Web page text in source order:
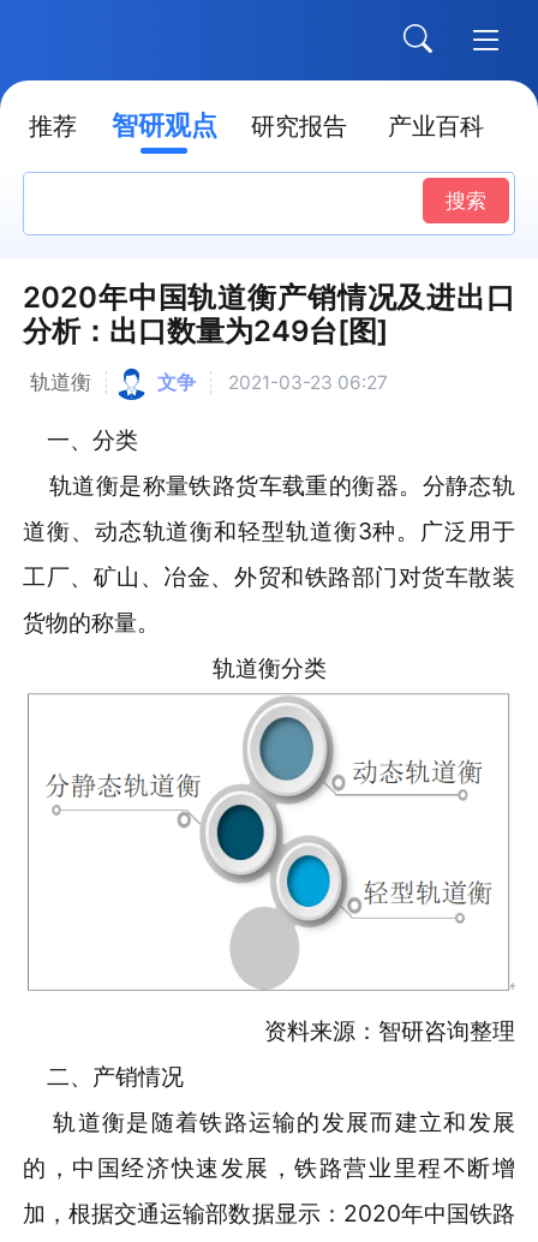
推荐 智研观点 研究报告 产业百科
搜索
2020年中国轨道衡产销情况及进出口
分析：出口数量为249台[图]
轨道衡 文争 2021-03-23 06:27
一、分类
轨道衡是称量铁路货车载重的衡器。分静态轨
道衡、动态轨道衡和轻型轨道衡3种。广泛用于
工厂、矿山、冶金、外贸和铁路部门对货车散装
货物的称量。
轨道衡分类
资料来源：智研咨询整理
二、产销情况
轨道衡是随着铁路运输的发展而建立和发展
的，中国经济快速发展，铁路营业里程不断增
加，根据交通运输部数据显示：2020年中国铁路